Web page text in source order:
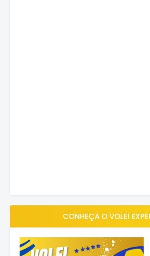
CONHEÇA O VOLEI